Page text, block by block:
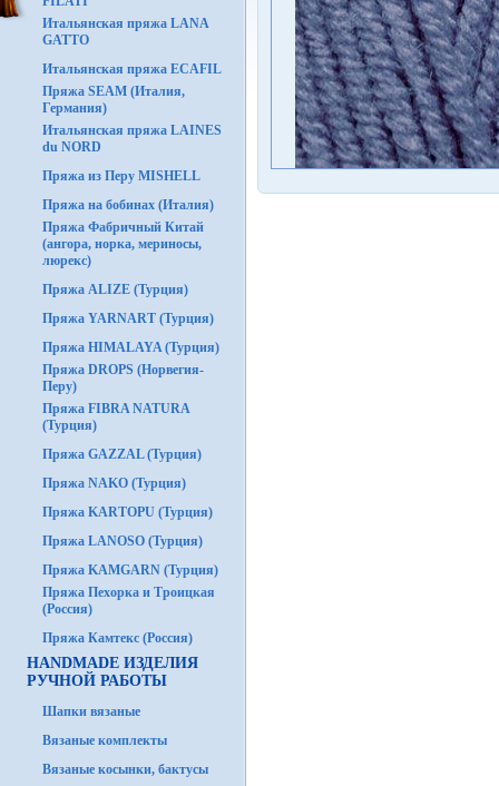
Итальянская пряжа LANA
GATTO
Итальянская пряжа ECAFIL
Пряжа SEAM (Италия,
Германия)
Итальянская пряжа LAINES
du NORD
Пряжа из Перу MISHELL
Пряжа на бобинах (Италия)
Пряжа Фабричный Китай
(ангора, норка, мериносы,
люрекс)
Пряжа ALIZE (Турция)
Пряжа YARNART (Турция)
Пряжа HIMALAYA (Турция)
Пряжа DROPS (Норвегия-
Перу)
Пряжа FIBRA NATURA
(Турция)
Пряжа GAZZAL (Турция)
Пряжа NAKO (Турция)
Пряжа KARTOPU (Турция)
Пряжа LANOSO (Турция)
Пряжа KAMGARN (Турция)
Пряжа Пехорка и Троицкая
(Россия)
Пряжа Камтекс (Россия)
HANDMADE ИЗДЕЛИЯ
РУЧНОЙ РАБОТЫ
Шапки вязаные
Вязаные комплекты
Вязаные косынки, бактусы